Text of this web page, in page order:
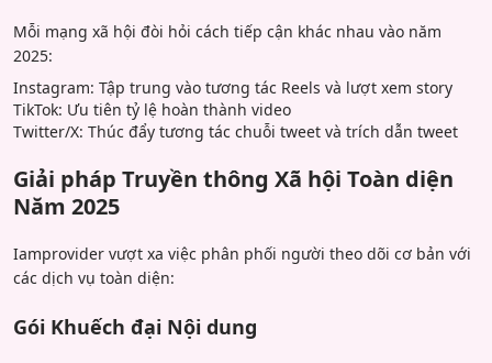
Mỗi mạng xã hội đòi hỏi cách tiếp cận khác nhau vào năm
2025:
Instagram: Tập trung vào tương tác Reels và lượt xem story
TikTok: Ưu tiên tỷ lệ hoàn thành video
Twitter/X: Thúc đẩy tương tác chuỗi tweet và trích dẫn tweet
Giải pháp Truyền thông Xã hội Toàn diện
Năm 2025
Iamprovider vượt xa việc phân phối người theo dõi cơ bản với
các dịch vụ toàn diện:
Gói Khuếch đại Nội dung